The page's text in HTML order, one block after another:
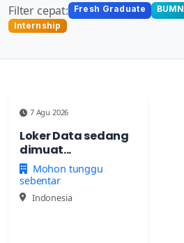
Filter cepat: Fresh Graduate BUMN
Internship
7 Agu 2026
Loker Data sedang
dimuat...
Mohon tunggu
sebentar
Indonesia